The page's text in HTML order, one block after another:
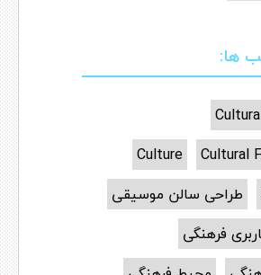
ها:
Cultural
Culture
طراحی سالن موسیقی
فرهنگی